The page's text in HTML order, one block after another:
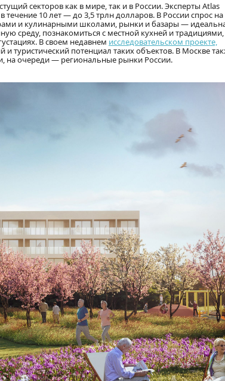
секторов как в мире, так и в России. Эксперты Atlas
течение 10 лет — до 3,5 трлн долларов. В России спрос на
и кулинарными школами, рынки и базары —
среду, познакомиться с местной кухней и
В своем недавнем исследовательском проекте,
и туристический потенциал таких объектов. В Москве
на очереди — региональные рынки России.